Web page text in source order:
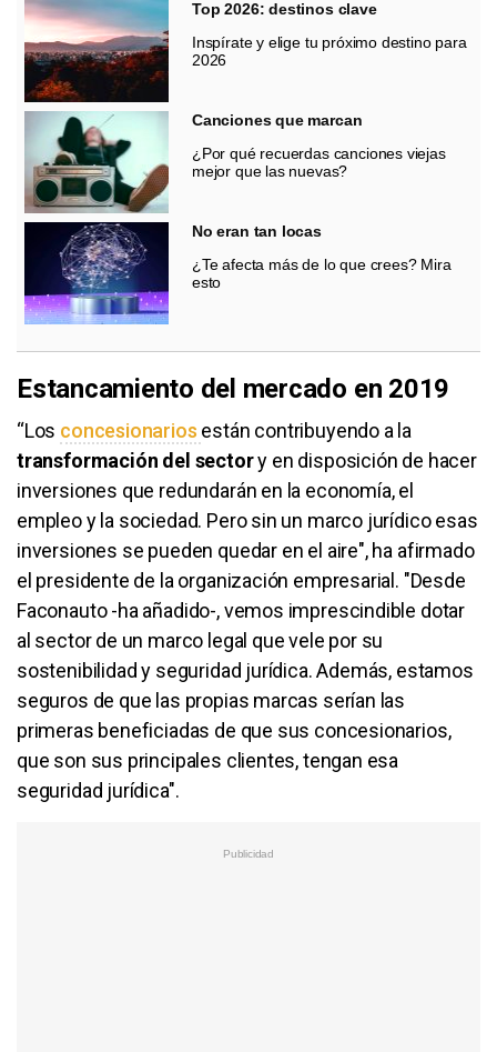
Top 2026: destinos clave
Inspírate y elige tu próximo destino para
2026
Canciones que marcan
¿Por qué recuerdas canciones viejas
mejor que las nuevas?
No eran tan locas
¿Te afecta más de lo que crees? Mira
esto
Estancamiento del mercado en 2019
“Los concesionarios están contribuyendo a la
transformación del sectory en disposición de hacer
inversiones que redundarán en la economía, el
empleo y la sociedad. Pero sin un marco jurídico esas
inversiones se pueden quedar en el aire", ha afirmado
el presidente de la organización empresarial. "Desde
Faconauto -ha añadido-, vemos imprescindible dotar
al sector de un marco legal que vele por su
sostenibilidad y seguridad jurídica. Además, estamos
seguros de que las propias marcas serían las
primeras beneficiadas de que sus concesionarios,
que son sus principales clientes, tengan esa
seguridad jurídica".